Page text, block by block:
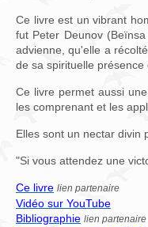
Ce livre est un vibrant
fut Peter Deunov
advienne, qu'elle a
de sa spirituelle présence
Ce livre permet aussi
les comprenant et les
Elles sont un nectar divin
"Si vous attendez une
Ce livre lien partenaire
Vidéo sur YouTube
Bibliographie lien partenaire